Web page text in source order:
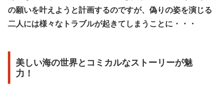
の願いを叶えようと計画するのですが、偽りの姿を演じる
二人には様々なトラブルが起きてしまうことに・・・
美しい海の世界とコミカルなストーリーが魅
力！